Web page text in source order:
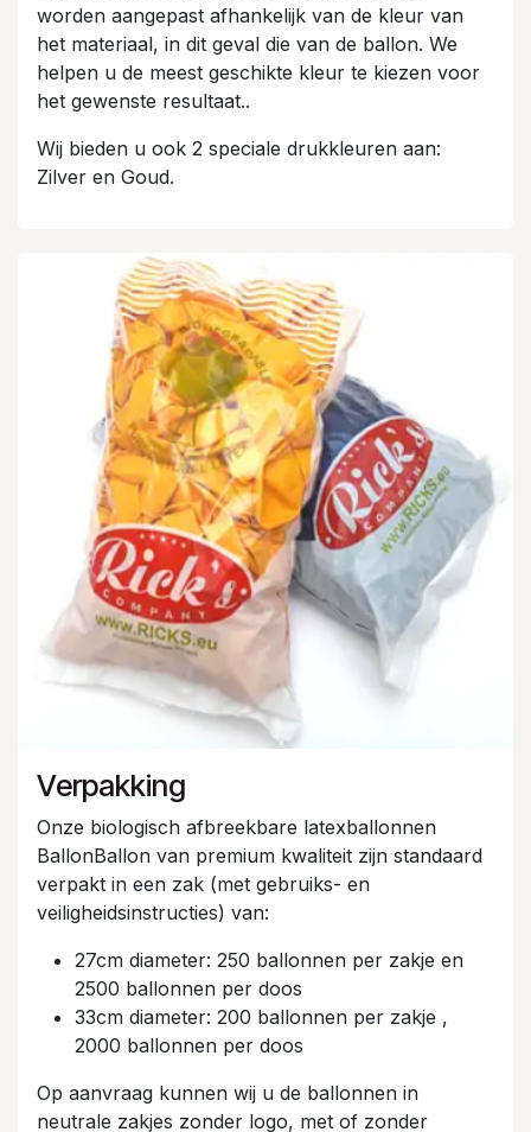
worden aangepast afhankelijk van de kleur van
het materiaal, in dit geval die van de ballon. We
helpen u de meest geschikte kleur te kiezen voor
het gewenste resultaat..
Wij bieden u ook 2 speciale drukkleuren aan:
Zilver en Goud.
Verpakking
Onze biologisch afbreekbare latexballonnen
BallonBallon van premium kwaliteit zijn standaard
verpakt in een zak (met gebruiks- en
veiligheidsinstructies) van:
27cm diameter: 250 ballonnen per zakje en
2500 ballonnen per doos
33cm diameter: 200 ballonnen per zakje ,
2000 ballonnen per doos
Op aanvraag kunnen wij u de ballonnen in
neutrale zakjes zonder logo, met of zonder